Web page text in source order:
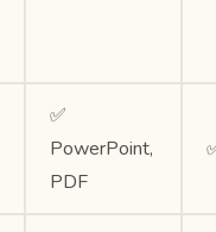
✅
PowerPoint,
PDF